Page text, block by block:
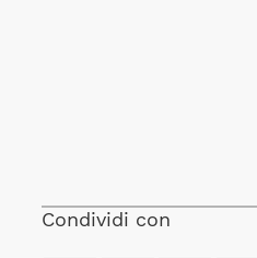
Condividi con